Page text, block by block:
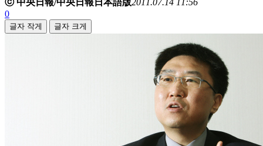
ⓒ 中央日報/中央日報日本語版2011.07.14 11:56
0
글자 작게 글자 크게